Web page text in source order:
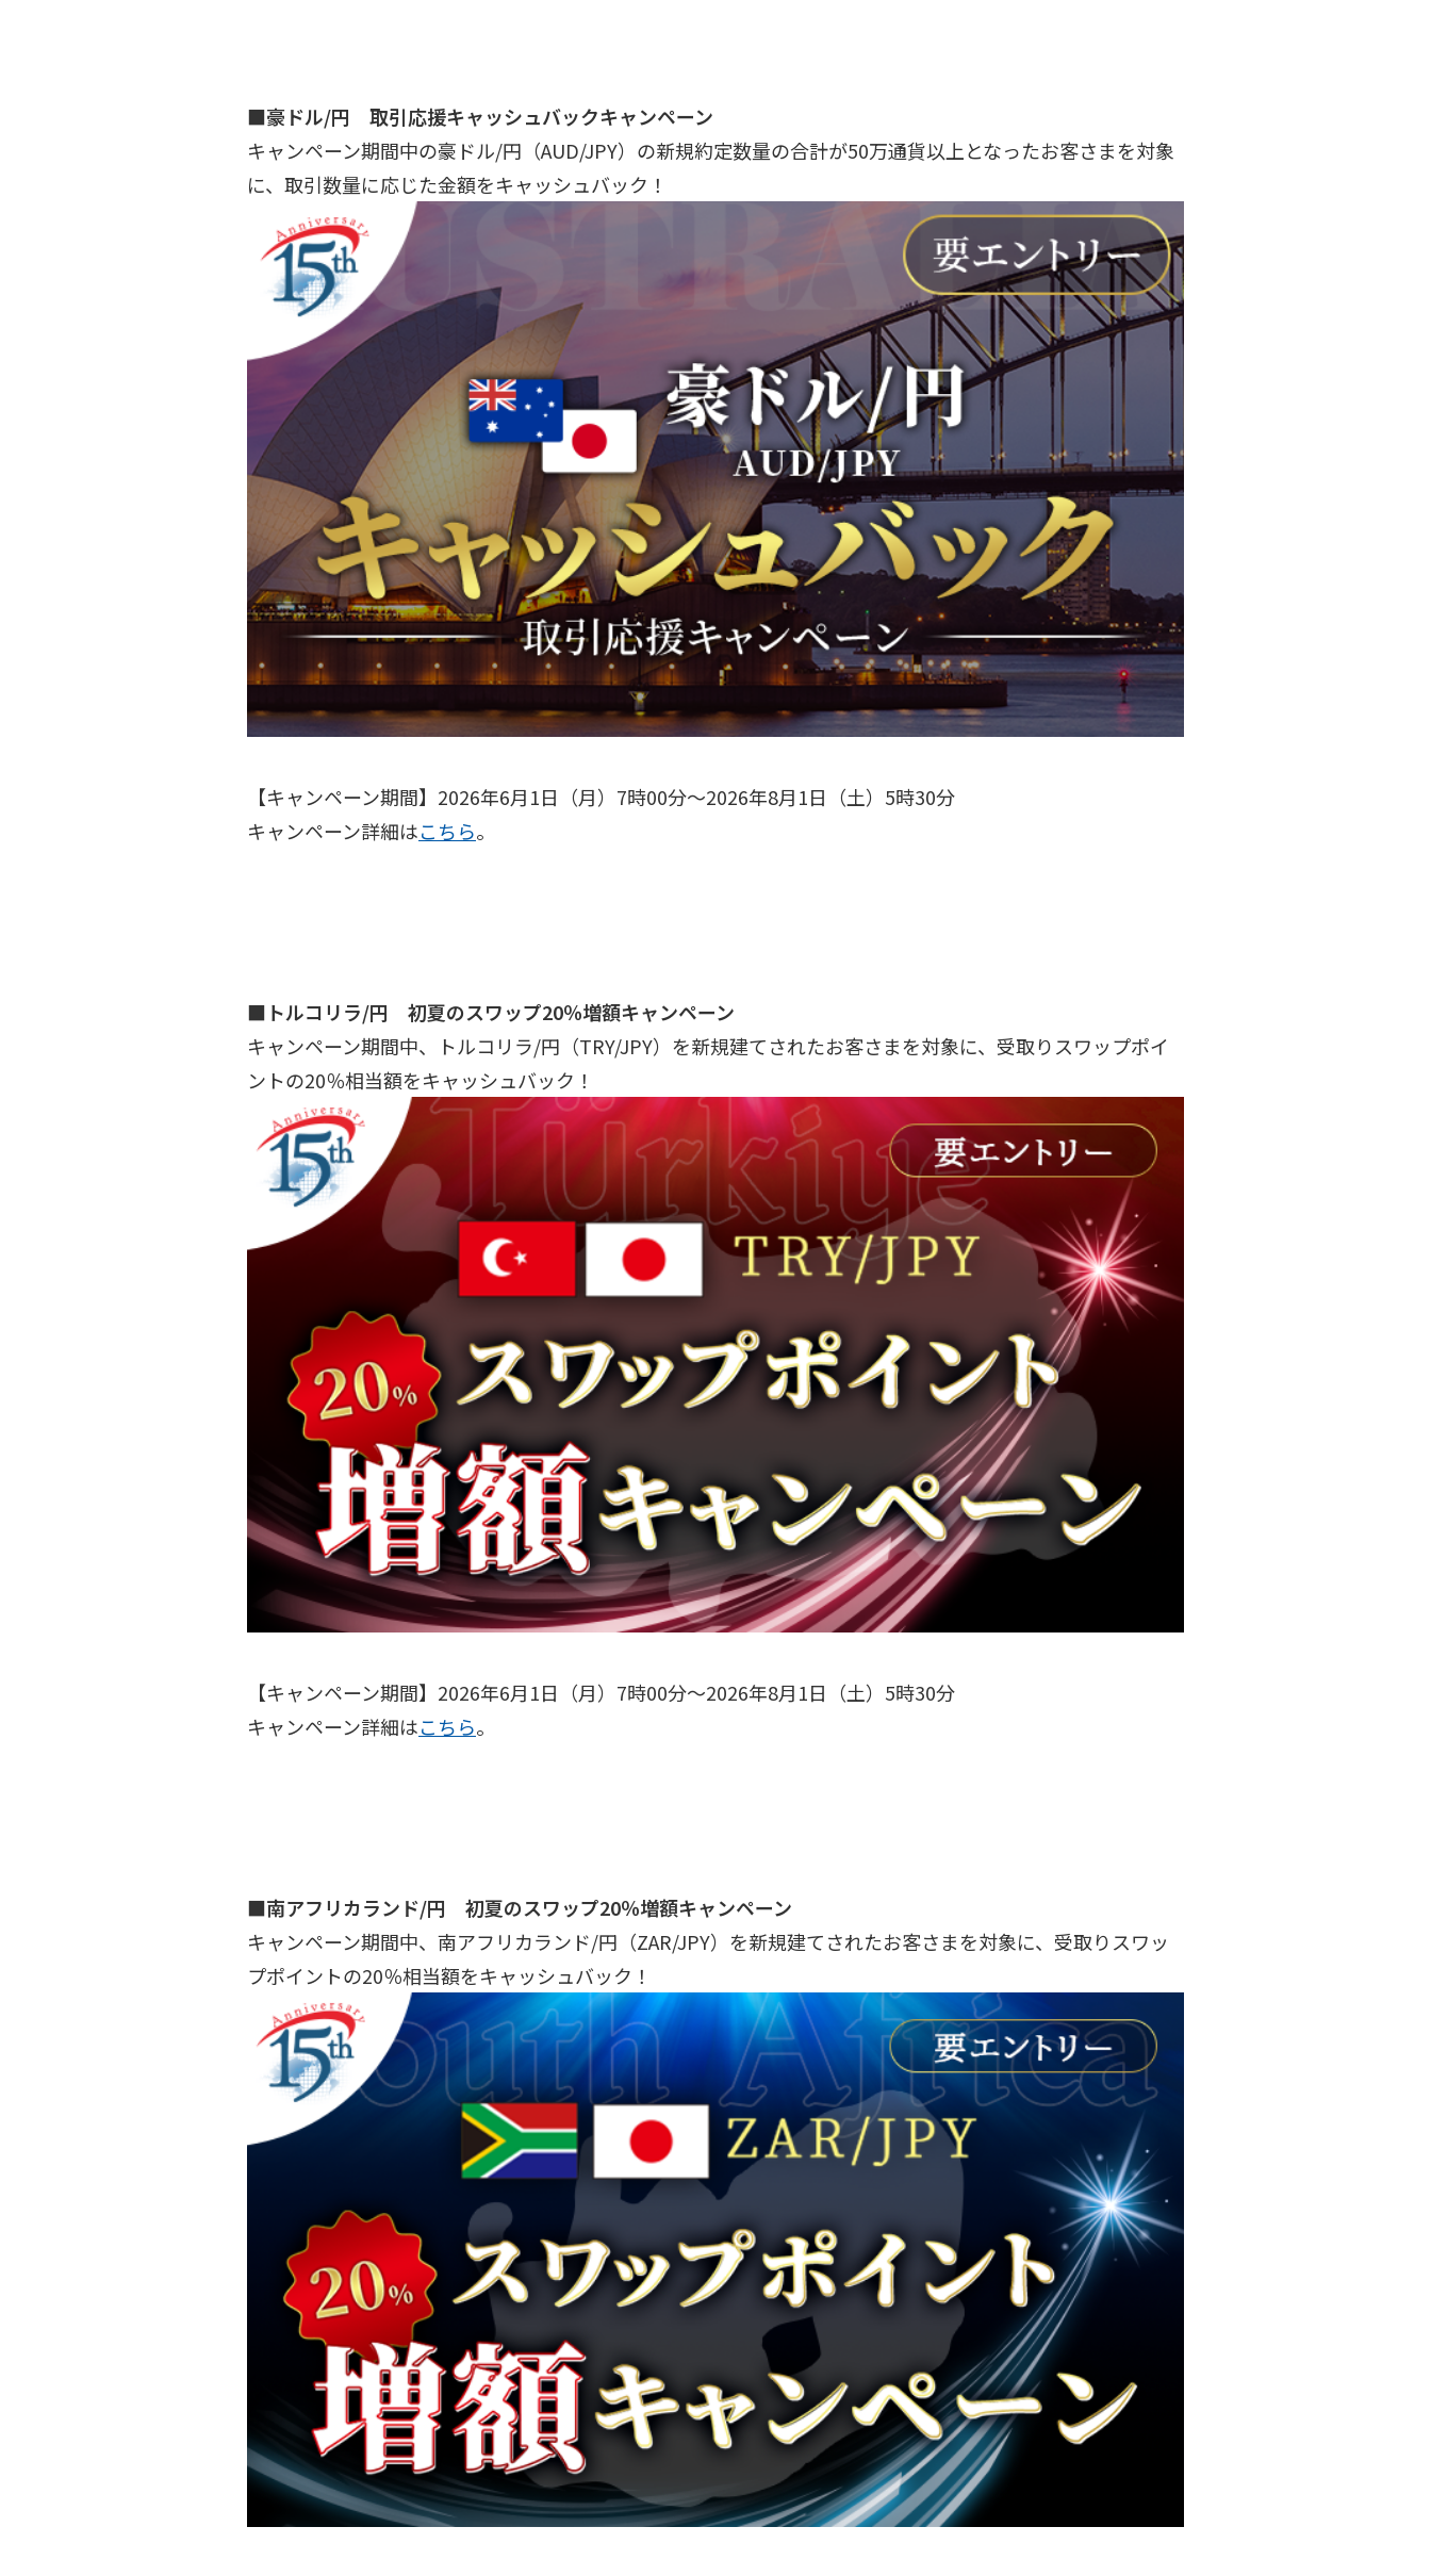
■豪ドル/円 取引応援キャッシュバックキャンペーン
キャンペーン期間中の豪ドル/円（AUD/JPY）の新規約定数量の合計が50万通貨以上となったお客さまを対象
に、取引数量に応じた金額をキャッシュバック！
【キャンペーン期間】2026年6月1日（月）7時00分～2026年8月1日（土）5時30分
キャンペーン詳細はこちら。
■トルコリラ/円 初夏のスワップ20％増額キャンペーン
キャンペーン期間中、トルコリラ/円（TRY/JPY）を新規建てされたお客さまを対象に、受取りスワップポイ
ントの20％相当額をキャッシュバック！
【キャンペーン期間】2026年6月1日（月）7時00分～2026年8月1日（土）5時30分
キャンペーン詳細はこちら。
■南アフリカランド/円 初夏のスワップ20％増額キャンペーン
キャンペーン期間中、南アフリカランド/円（ZAR/JPY）を新規建てされたお客さまを対象に、受取りスワッ
プポイントの20％相当額をキャッシュバック！